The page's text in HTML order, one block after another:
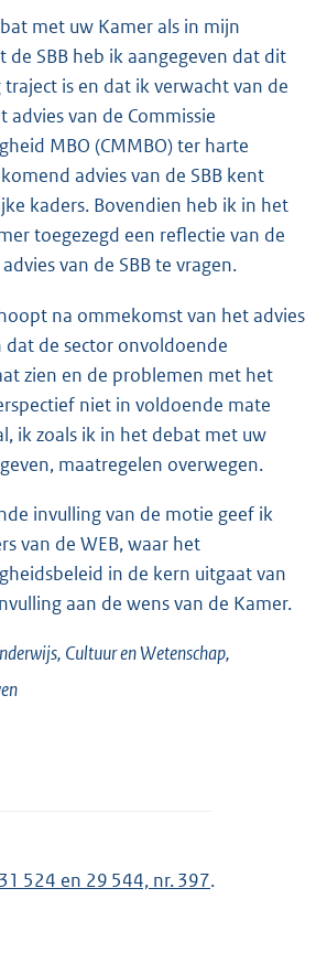
met uw Kamer als in mijn
de SBB heb ik aangegeven dat dit
is en dat ik verwacht van de
advies van de Commissie
MBO (CMMBO) ter harte
advies van de SBB kent
kaders. Bovendien heb ik in het
toegezegd een reflectie van de
van de SBB te vragen.
na ommekomst van het advies
dat de sector onvoldoende
zien en de problemen met het
niet in voldoende mate
ik zoals ik in het debat met uw
maatregelen overwegen.
invulling van de motie geef ik
van de WEB, waar het
in de kern uitgaat van
aan de wens van de Kamer.
Cultuur en Wetenschap,
31 524 en 29 544, nr. 397.